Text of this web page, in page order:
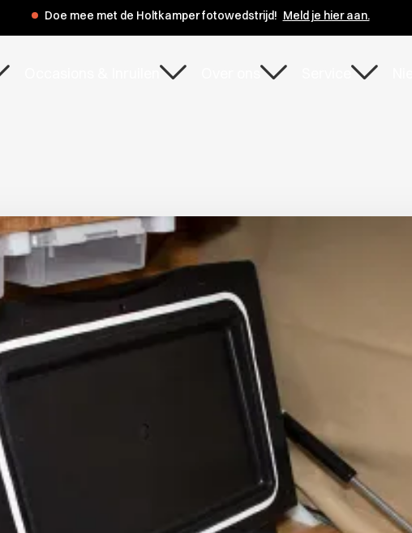
Tijdens de zomervakantie zijn wij op de maandagen 3 en 10 augustus gesloten.